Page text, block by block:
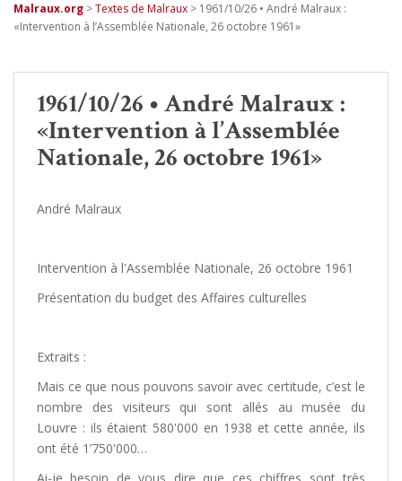
Malraux.org >Textes de Malraux > 1961/10/26 • André Malraux :
«Intervention à l’Assemblée Nationale, 26 octobre 1961»
1961/10/26 • André Malraux :
«Intervention à l’Assemblée
Nationale, 26 octobre 1961»
André Malraux
Intervention à l'Assemblée Nationale, 26 octobre 1961
Présentation du budget des Affaires culturelles
Extraits :
Mais ce que nous pouvons savoir avec certitude, c’est le
nombre des visiteurs qui sont allés au musée du
Louvre : ils étaient 580'000 en 1938 et cette année, ils
ont été 1’750'000…